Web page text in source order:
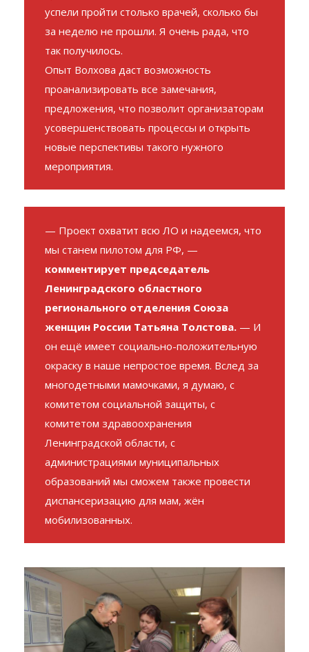
успели пройти столько врачей, сколько бы
за неделю не прошли. Я очень рада, что
так получилось.
Опыт Волхова даст возможность
проанализировать все замечания,
предложения, что позволит организаторам
усовершенствовать процессы и открыть
новые перспективы такого нужного
мероприятия.
— Проект охватит всю ЛО и надеемся, что
мы станем пилотом для РФ, —
комментирует председатель
Ленинградского областного
регионального отделения Союза
женщин России Татьяна Толстова. — И
он ещё имеет социально-положительную
окраску в наше непростое время. Вслед за
многодетными мамочками, я думаю, с
комитетом социальной защиты, с
комитетом здравоохранения
Ленинградской области, с
администрациями муниципальных
образований мы сможем также провести
диспансеризацию для мам, жён
мобилизованных.